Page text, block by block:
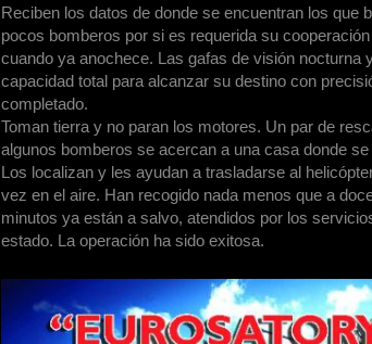
Reciben los datos de donde se encuentran los que
pocos bomberos por si es requerida su
cuando ya anochece. Las gafas de visión nocturna
capacidad total para alcanzar su destino con
completado.
Toman tierra y no paran los motores. Un par de
algunos bomberos se acercan a una casa donde
Los localizan y les ayudan a trasladarse al
vez en el aire. Han recogido nada menos que a
minutos ya están a salvo, atendidos por los
estado. La operación ha sido exitosa.